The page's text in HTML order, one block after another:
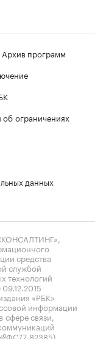
Архив программ
ограничениях
данных
средства
службой
технологий
«РБК»
информации
связи,
82385)